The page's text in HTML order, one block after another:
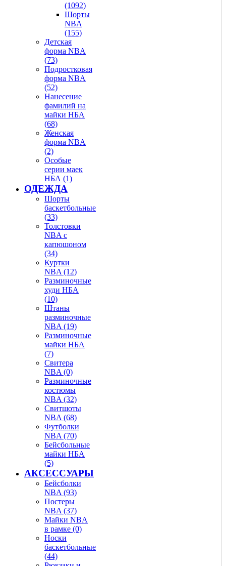
(1092)
Шорты
NBA
(155)
Детская
форма NBA
(73)
Подростковая
форма NBA
(52)
Нанесение
фамилий на
майки НБА
(68)
Женская
форма NBA
(2)
Особые
серии маек
НБА (1)
ОДЕЖДА
Шорты
баскетбольные
(33)
Толстовки
NBA с
капюшоном
(34)
Куртки
NBA (12)
Разминочные
худи НБА
(10)
Штаны
разминочные
NBA (19)
Разминочные
майки НБА
(7)
Свитера
NBA (0)
Разминочные
костюмы
NBA (32)
Свитшоты
NBA (68)
Футболки
NBA (70)
Бейсбольные
майки НБА
(5)
АКСЕССУАРЫ
Бейсболки
NBA (93)
Постеры
NBA (37)
Майки NBA
в рамке (0)
Носки
баскетбольные
(44)